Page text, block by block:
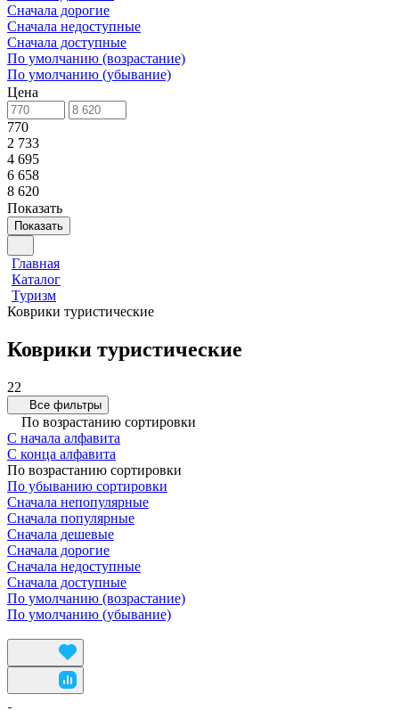
Сначала дорогие
Сначала недоступные
Сначала доступные
По умолчанию (возрастание)
По умолчанию (убывание)
Цена
770
2 733
4 695
6 658
8 620
Показать
Показать
Главная
Каталог
Туризм
Коврики туристические
Коврики туристические
22
Все фильтры
По возрастанию сортировки
С начала алфавита
С конца алфавита
По возрастанию сортировки
По убыванию сортировки
Сначала непопулярные
Сначала популярные
Сначала дешевые
Сначала дорогие
Сначала недоступные
Сначала доступные
По умолчанию (возрастание)
По умолчанию (убывание)